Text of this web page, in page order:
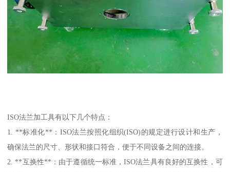
ISO法兰加工具有以下几个特点：
1. **标准化**：ISO法兰按照化组织(ISO)的规定进行设计和生产，
确保法兰的尺寸、形状和接口符合，便于不同设备之间的连接。
2. **互换性**：由于遵循统一标准，ISO法兰具有良好的互换性，可